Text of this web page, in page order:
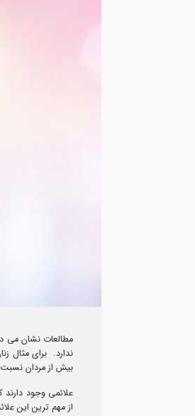
مطالعات نشان می
ندارد. برای مثال
بیش از مردان
از مهم ترین این